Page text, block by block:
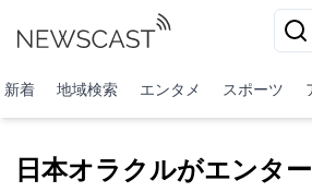
新着 地域検索 エンタメ スポーツ
日本オラクルがエンタ